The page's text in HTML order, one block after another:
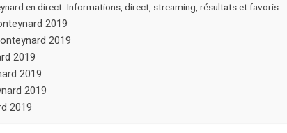
en direct. Informations, direct, streaming, résultats et favoris.
2019
2019
2019
2019
2019
2019